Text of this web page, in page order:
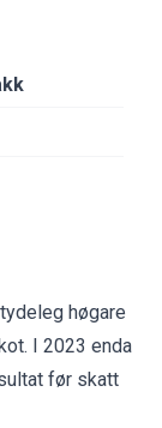
høgare
. I 2023 enda
før skatt